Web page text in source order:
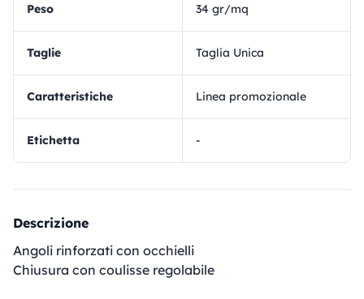
Peso 34 gr/mq
Taglie Taglia Unica
Caratteristiche Linea promozionale
Etichetta -
Descrizione
Angoli rinforzati con occhielli
Chiusura con coulisse regolabile